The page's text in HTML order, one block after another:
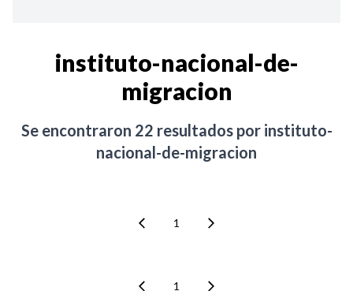
instituto-nacional-de-
migracion
Se encontraron 22 resultados por instituto-
nacional-de-migracion
1
1